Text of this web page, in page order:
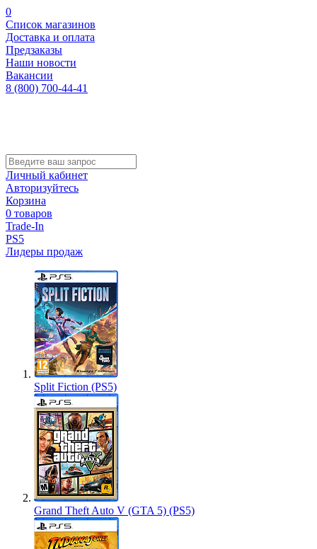
0
Список магазинов
Доставка и оплата
Предзаказы
Наши новости
Вакансии
8 (800) 700-44-41
Личный кабинет
Авторизуйтесь
Корзина
0 товаров
Trade-In
PS5
Лидеры продаж
Split Fiction (PS5)
Grand Theft Auto V (GTA 5) (PS5)